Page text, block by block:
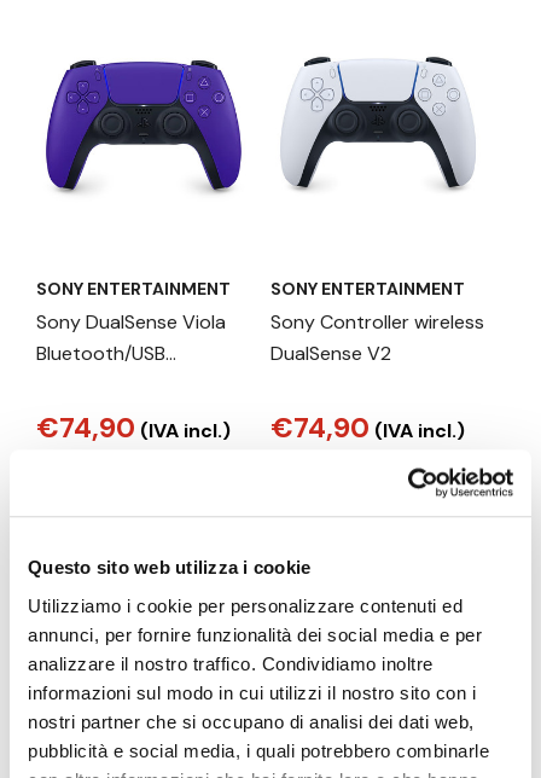
Questo sito web utilizza i cookie
Utilizziamo i cookie per personalizzare contenuti ed
annunci, per fornire funzionalità dei social media e per
analizzare il nostro traffico. Condividiamo inoltre
informazioni sul modo in cui utilizzi il nostro sito con i
nostri partner che si occupano di analisi dei dati web,
pubblicità e social media, i quali potrebbero combinarle
SONY ENTERTAINMENT
Sony DualSense Viola
Bluetooth/USB
Analogico/Digitale
PlayStation 5
€74,90 (IVA incl.)
SONY ENTERTAINMENT
Sony Controller wireless
DualSense V2
€74,90 (IVA incl.)
Vai al prodotto